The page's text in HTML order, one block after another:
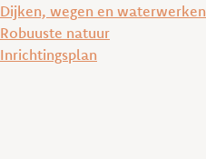
Dijken, wegen en waterwerken
Robuuste natuur
Inrichtingsplan